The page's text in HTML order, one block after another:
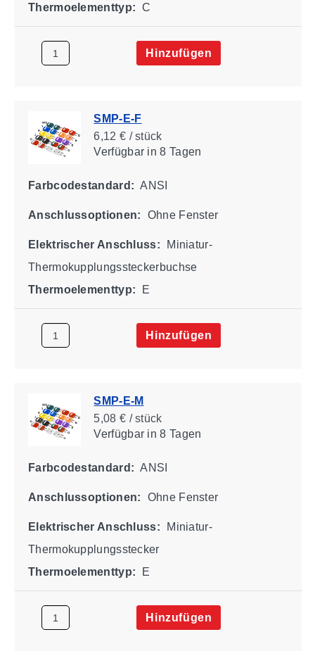
Thermoelementtyp: C
Hinzufügen
SMP-E-F
6,12 € / stück
Verfügbarin 8 Tagen
Farbcodestandard: ANSI
Anschlussoptionen: Ohne Fenster
Elektrischer Anschluss:
Miniatur-
Thermokupplungssteckerbuchse
Thermoelementtyp:
E
Hinzufügen
SMP-E-M
5,08 € / stück
Verfügbarin 8 Tagen
Farbcodestandard: ANSI
Anschlussoptionen: Ohne Fenster
Elektrischer Anschluss:
Miniatur-
Thermokupplungsstecker
Thermoelementtyp:
E
Hinzufügen